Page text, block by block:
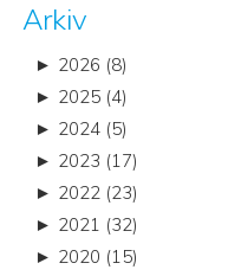
Arkiv
► 2026 (8)
► 2025 (4)
► 2024 (5)
► 2023 (17)
► 2022 (23)
► 2021 (32)
► 2020 (15)